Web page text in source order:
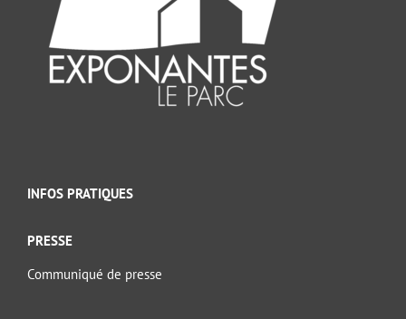
INFOS PRATIQUES
PRESSE
Communiqué de presse